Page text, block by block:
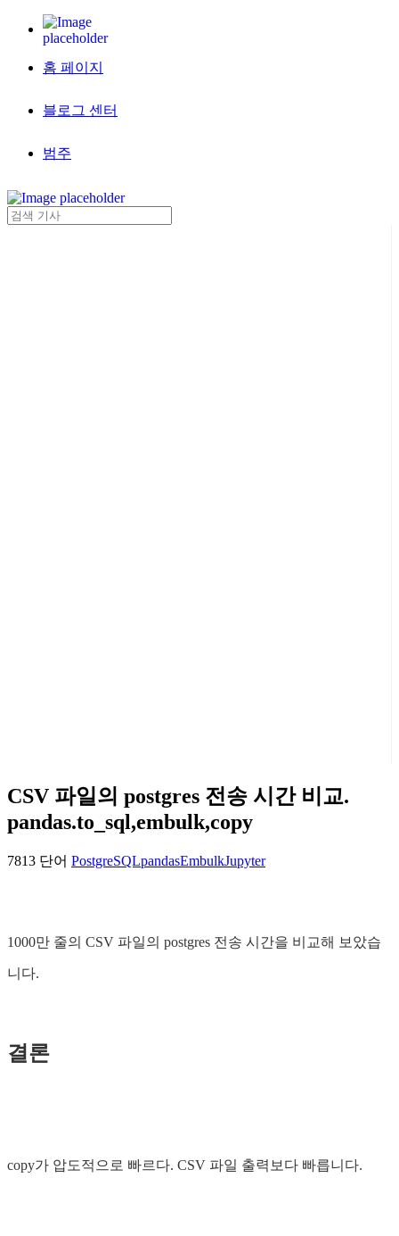
홈 페이지
블로그 센터
범주
CSV 파일의 postgres 전송 시간 비교.
pandas.to_sql,embulk,copy
7813 단어 PostgreSQLpandasEmbulkJupyter
1000만 줄의 CSV 파일의 postgres 전송 시간을 비교해 보았습
니다.
결론
copy가 압도적으로 빠르다. CSV 파일 출력보다 빠릅니다.